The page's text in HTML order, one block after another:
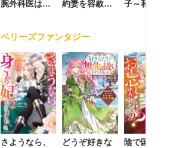
腕外科医はこ
約妻を容赦な
子～私を捨て
ベリーズファンタジー
さようなら、
どうぞ好きな
陰で国を支え